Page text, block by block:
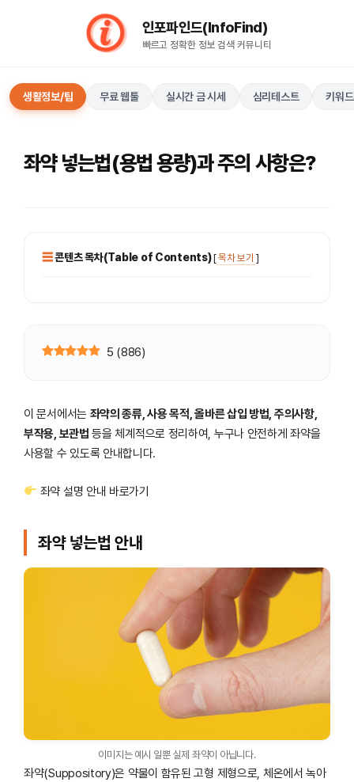
인포파인드(InfoFind)​​​​
빠르고 정확한 정보 검색 커뮤니티
생활정보/팁 무료 웹툴 실시간 금 시세 심리테스트 키워
좌약 넣는법(용법 용량)과 주의 사항은?
콘텐츠 목차(Table of Contents)[목차 보기 ]
5 (886)
이 문서에서는 좌약의 종류, 사용 목적, 올바른 삽입 방법, 주의사항,
부작용, 보관법 등을 체계적으로 정리하여, 누구나 안전하게 좌약을
사용할 수 있도록 안내합니다.
좌약 설명 안내 바로가기
좌약 넣는법 안내
이미지는 예시 일뿐 실제 좌약이 아닙니다.
좌약(Suppository)은 약물이 함유된 고형 제형으로, 체온에서 녹아